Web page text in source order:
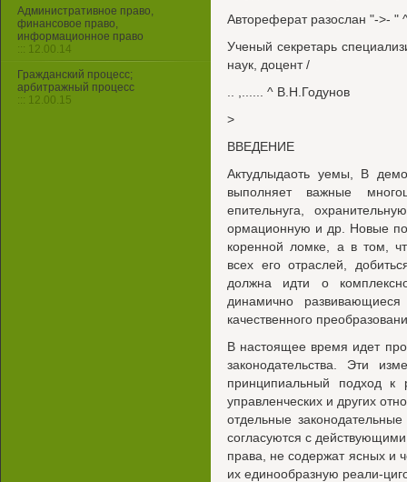
Автореферат разослан "->- "
Ученый секретарь
наук, доцент /
.. ,...... ^ В.Н.Годунов
>
ВВЕДЕНИЕ
Актудлыдаоть уемы, В
выполняет важные
епительнуга,
ормационную и др. Новые
коренной ломке, а в том,
всех его отраслей,
должна идти о
динамично
качественного
В настоящее время идет
законодательства. Эти
принципиальный подход к
управленческих и других
отдельные
согласуются с
права, не содержат ясных и
их единообразную реали-
Административное право,
финансовое право,
информационное право
::: 12.00.14
Гражданский процесс;
арбитражный процесс
::: 12.00.15